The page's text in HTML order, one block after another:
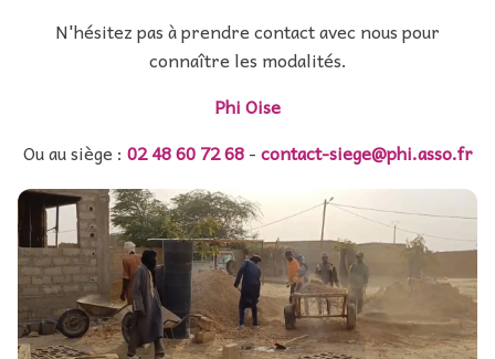
N'hésitez pas à prendre contact avec nous pour
connaître les modalités.
Phi Oise
Ou au siège : 02 48 60 72 68-contact-siege@phi.asso.fr